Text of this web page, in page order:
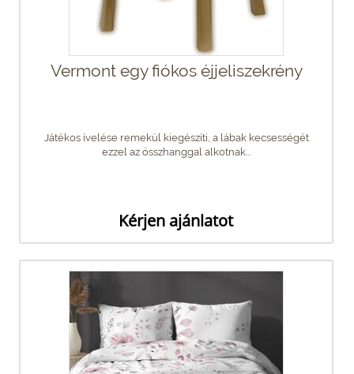
Vermont egy fiókos éjjeliszekrény
Játékos ívelése remekül kiegészíti, a lábak kecsességét
ezzel az összhanggal alkotnak...
Kérjen ajánlatot